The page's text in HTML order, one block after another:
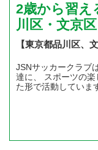
2歳から習え
川区・文京区
【東京都品川区
JSNサッカークラブ
達に、 スポーツの
た形で活動していま